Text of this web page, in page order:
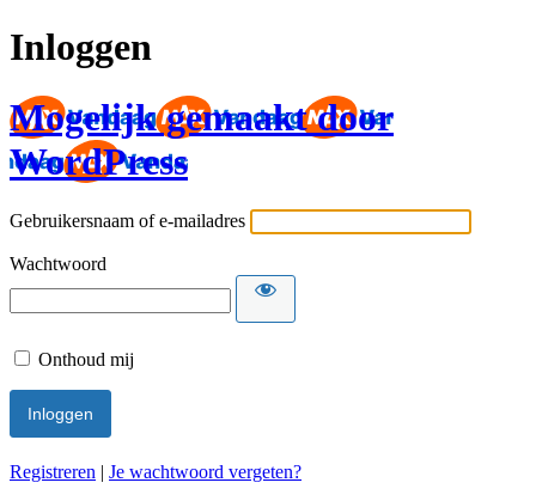
Inloggen
Mogelijk gemaakt door
WordPress
Gebruikersnaam of e-mailadres
Wachtwoord
Onthoud mij
Registreren | Je wachtwoord vergeten?